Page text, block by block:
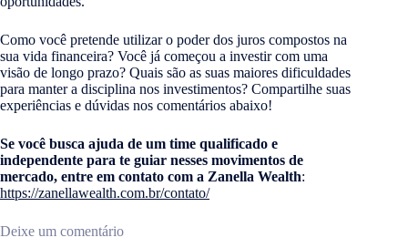
Como você pretende utilizar o poder dos juros compostos na
sua vida financeira? Você já começou a investir com uma
visão de longo prazo? Quais são as suas maiores dificuldades
para manter a disciplina nos investimentos? Compartilhe suas
experiências e dúvidas nos comentários abaixo!
Se você busca ajuda de um time qualificado e
independente para te guiar nesses movimentos de
mercado, entre em contato com a Zanella Wealth:
https://zanellawealth.com.br/contato/
Deixe um comentário